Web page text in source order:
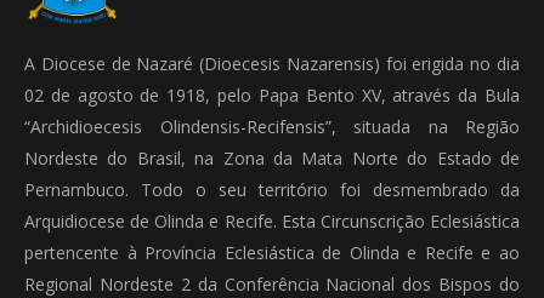
A Diocese de Nazaré (Dioecesis Nazarensis) foi erigida no dia
02 de agosto de 1918, pelo Papa Bento XV, através da Bula
“Archidioecesis Olindensis-Recifensis”, situada na Região
Nordeste do Brasil, na Zona da Mata Norte do Estado de
Pernambuco. Todo o seu território foi desmembrado da
Arquidiocese de Olinda e Recife. Esta Circunscrição Eclesiástica
pertencente à Província Eclesiástica de Olinda e Recife e ao
Regional Nordeste 2 da Conferência Nacional dos Bispos do